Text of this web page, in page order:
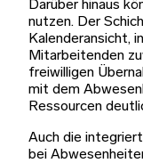
Darüber hinaus
nutzen. Der
Kalenderansicht,
Mitarbeitenden
freiwilligen
mit dem
Ressourcen
Auch die
bei